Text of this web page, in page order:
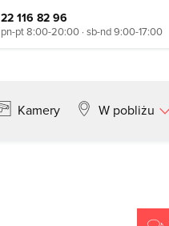
22 116 82 96
pn-pt 8:00-20:00 · sb-nd 9:00-17:00
Kamery W pobliżu